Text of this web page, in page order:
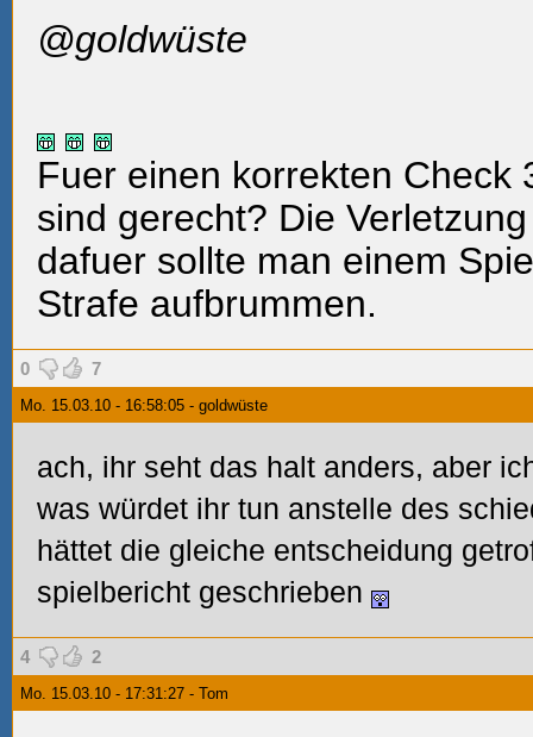
@goldwüste
Fuer einen korrekten Check
sind gerecht? Die
dafuer sollte man einem
Strafe aufbrummen.
0 7
Mo. 15.03.10 - 16:58:05 - goldwüste
ach, ihr seht das halt anders, aber
was würdet ihr tun anstelle des
hättet die gleiche entscheidung
spielbericht geschrieben
4 2
Mo. 15.03.10 - 17:31:27 - Tom